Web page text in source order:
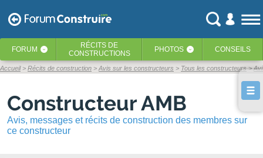
FORUM ‹ RÉCITS DE
CONSTRUCTIONS
PHOTOS ‹ CONSEILS
Accueil Récits de construction Avis sur les constructeurs Tous les constructeurs
Constructeur AMB
Avis, messages et récits de construction des membres sur
ce constructeur